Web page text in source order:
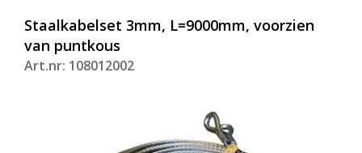
Staalkabelset 3mm, L=9000mm, voorzien
van puntkous
Art.nr: 108012002